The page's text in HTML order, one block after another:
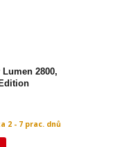
2800,
2 - 7 prac. dnů